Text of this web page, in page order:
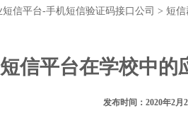
信平台-手机短信验证码接口公司 > 短
短信平台在学校中的
发布时间：2020年2月